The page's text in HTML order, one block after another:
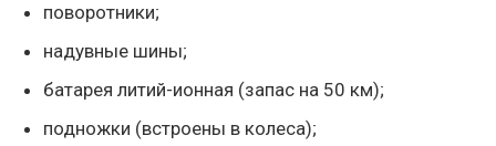
поворотники;
надувные шины;
батарея литий-ионная (запас на 50 км);
подножки (встроены в колеса);